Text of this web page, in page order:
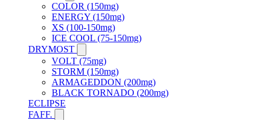
COLOR (150mg)
ENERGY (150mg)
XS (100-150mg)
ICE COOL (75-150mg)
DRYMOST
VOLT (75mg)
STORM (150mg)
ARMAGEDDON (200mg)
BLACK TORNADO (200mg)
ECLIPSE
FAFF.